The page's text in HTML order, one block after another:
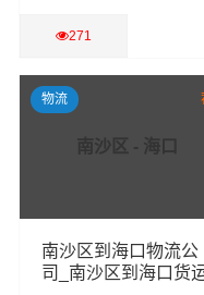
271
查看详细
南沙区 - 海口
南沙区到海口物流公
司_南沙区到海口货
物流